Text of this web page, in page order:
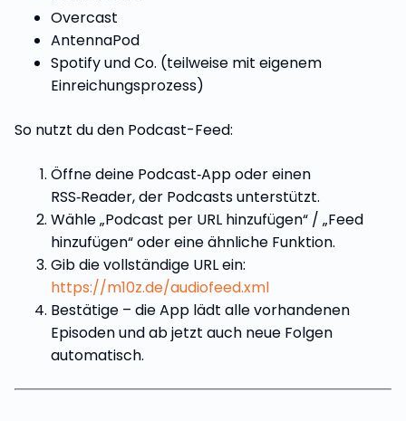
Overcast
AntennaPod
Spotify und Co. (teilweise mit eigenem
Einreichungsprozess)
So nutzt du den Podcast-Feed:
Öffne deine Podcast‑App oder einen
RSS‑Reader, der Podcasts unterstützt.
Wähle „Podcast per URL hinzufügen“ / „Feed
hinzufügen“ oder eine ähnliche Funktion.
Gib die vollständige URL ein:
https://m10z.de/audiofeed.xml
Bestätige – die App lädt alle vorhandenen
Episoden und ab jetzt auch neue Folgen
automatisch.